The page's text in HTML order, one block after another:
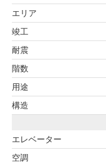
エリア
竣工
耐震
階数
用途
構造
エレベーター
空調